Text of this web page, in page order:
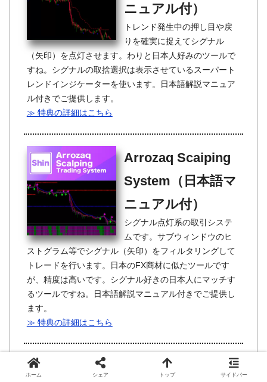
ニュアル付）
トレンド発生中の押し目や戻
りを確実に捉えてシグナル
（矢印）を点灯させます。わりと日本人好みのツールで
すね。シグナルの取捨選択は表示させているスーパート
レンドインジケーターを使います。日本語解説マニュア
ル付きでご提供します。
≫ 特典の詳細はこちら
Arrozaq Scaiping
System（日本語マ
ニュアル付）
シグナル点灯系の取引システ
ムです。サブウィンドウのヒ
ストグラム等でシグナル（矢印）をフィルタリングして
トレードを行います。日本のFX商材に似たツールです
が、精度は高いです。シグナル好きの日本人にマッチす
るツールですね。日本語解説マニュアル付きでご提供し
ます。
≫ 特典の詳細はこちら
≫ オリジナル特典の詳細
ホーム シェア トップ サイドバー